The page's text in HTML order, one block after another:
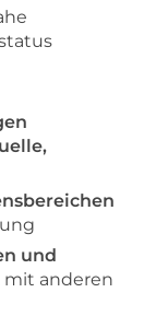
und
mit anderen